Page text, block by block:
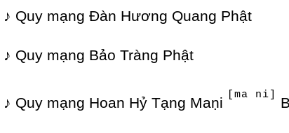
♪ Quy mạng Đàn Hương Quang Phật
♪ Quy mạng Bảo Tràng Phật
♪ Quy mạng Hoan Hỷ Tạng Maṇi [ma ni]